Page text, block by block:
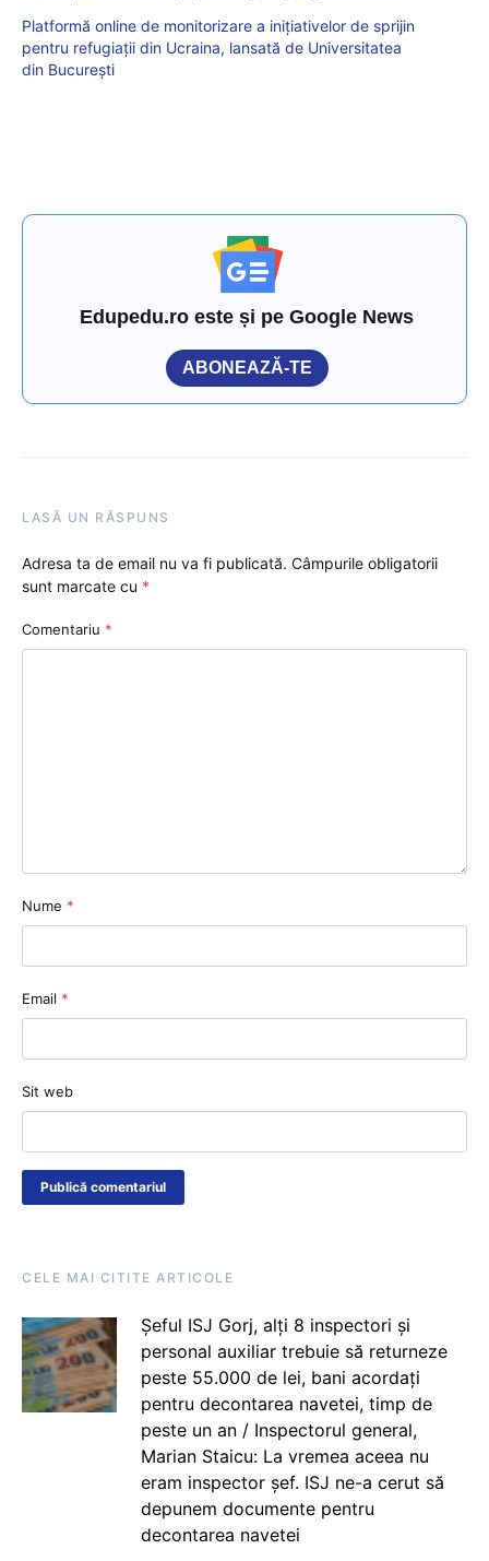
Platformă online de monitorizare a inițiativelor de sprijin
pentru refugiații din Ucraina, lansată de Universitatea
din București
Edupedu.ro este și pe Google News
ABONEAZĂ-TE
LASĂ UN RĂSPUNS
Adresa ta de email nu va fi publicată. Câmpurile obligatorii
sunt marcate cu *
Comentariu *
Nume *
Email *
Sit web
CELE MAI CITITE ARTICOLE
Șeful ISJ Gorj, alți 8 inspectori și
personal auxiliar trebuie să returneze
peste 55.000 de lei, bani acordați
pentru decontarea navetei, timp de
peste un an / Inspectorul general,
Marian Staicu: La vremea aceea nu
eram inspector șef. ISJ ne-a cerut să
depunem documente pentru
decontarea navetei